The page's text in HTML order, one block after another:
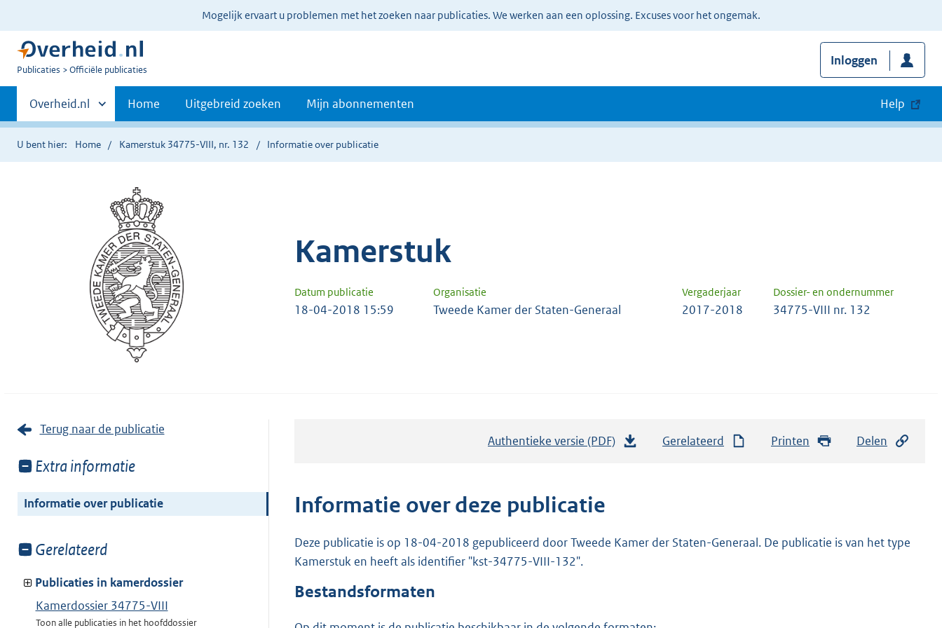
informatie:
Mogelijk ervaart u problemen met het zoeken naar publicaties. We werken aan een oplossing. Excuses voor het ongemak.
U
Publicaties Officiële publicaties
Inloggen
Primaire
navigatie
Andere
sites
binnen
Overheid.nl Home Uitgebreid zoeken Mijn abonnementen Help
U bent hier: Home Kamerstuk 34775-VIII, nr. 132 Informatie over publicatie
Kamerstuk
Datum publicatie Organisatie Vergaderjaar Dossier- en ondernummer
18-04-2018 15:59 Tweede Kamer der Staten-Generaal 2017-2018 34775-VIII nr. 132
Terug naar de publicatie
Toon
van:
Extra informatie
Informatie over publicatie
Toon
van:
Gerelateerd
Publicaties in kamerdossier
Kamerdossier 34775-VIII
Toon alle publicaties in het hoofddossier
Authentieke versie (PDF)
n
Gerelateerd Printen Delen
Informatie over deze publicatie
Deze publicatie is op 18-04-2018 gepubliceerd door Tweede Kamer der Staten-Generaal. De publicatie is van het type
Kamerstuk en heeft als identifier "kst-34775-VIII-132".
Bestandsformaten